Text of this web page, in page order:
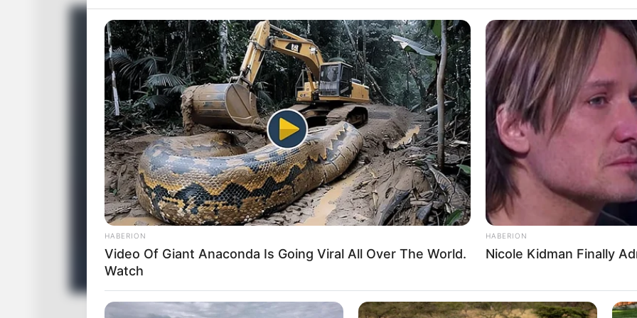
Le
función
Agosto 8,
Usar
HABERION
Video Of Giant Anaconda Is Going Viral All Over The World.
Watch
HABERION
Nicole Kidman Finally